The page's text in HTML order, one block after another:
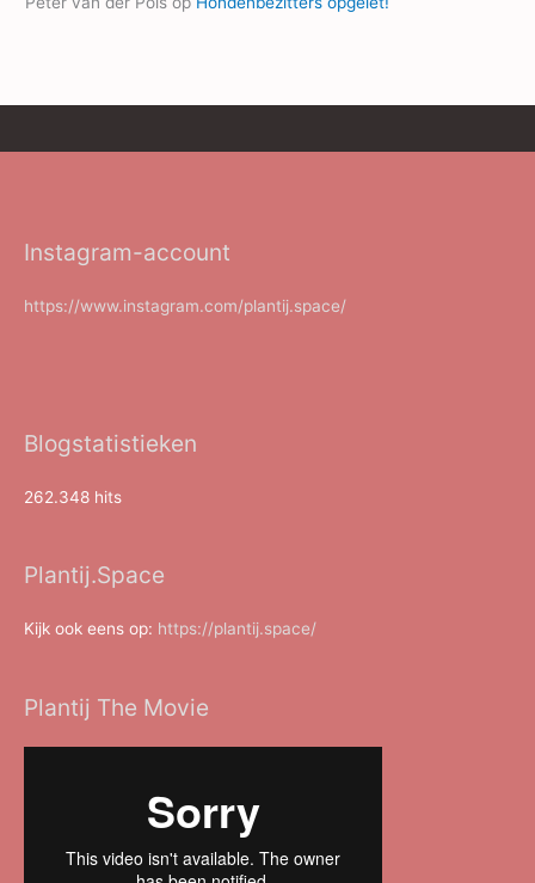
Instagram-account
https://www.instagram.com/plantij.space/
Blogstatistieken
262.348 hits
Plantij.Space
Kijk ook eens op: https://plantij.space/
Plantij The Movie